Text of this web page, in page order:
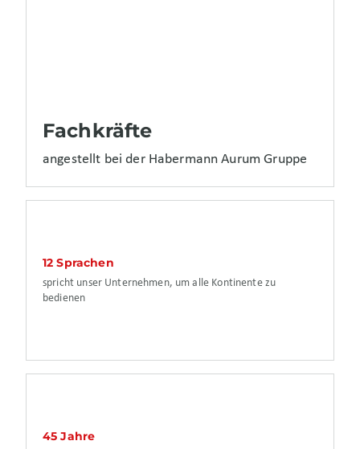
Fachkräfte
angestellt bei der Habermann Aurum Gruppe
12 Sprachen
spricht unser Unternehmen, um alle Kontinente zu
bedienen
45 Jahre